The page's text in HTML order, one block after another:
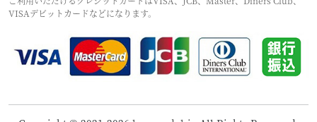
VISAデビットカードなどになります。